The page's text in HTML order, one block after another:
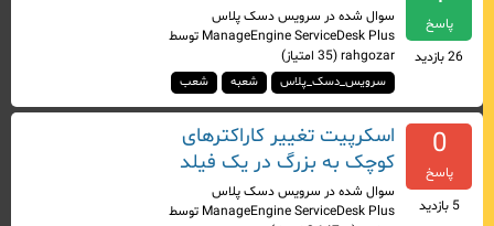
پاسخ
26بازدید
سوال شدهدرسرویس دسک پلاس
ManageEngine ServiceDesk Plusتوسط
rahgozar
(
35امتیاز)
سرویس_دسک_پلاس شعبه شعب
0
پاسخ
بازدید
اسکرپیت تغییر کاراکترهای
کوچک به بزرگ در یک فیلد
سوال شدهدرسرویس دسک پلاس
ManageEngine ServiceDesk Plusتوسط